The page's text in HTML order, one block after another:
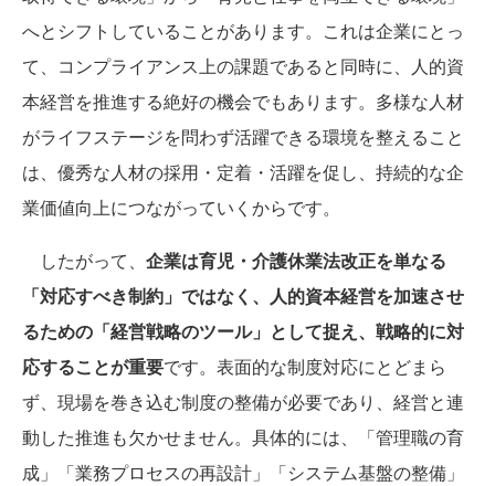
へとシフトしていることがあります。これは企業にとっ
て、コンプライアンス上の課題であると同時に、人的資
本経営を推進する絶好の機会でもあります。多様な人材
がライフステージを問わず活躍できる環境を整えること
は、優秀な人材の採用・定着・活躍を促し、持続的な企
業価値向上につながっていくからです。
したがって、 企業は育児・介護休業法改正を単なる
「対応すべき制約」ではなく、人的資本経営を加速させ
るための「経営戦略のツール」として捉え、戦略的に対
応することが重要です。表面的な制度対応にとどまら
ず、現場を巻き込む制度の整備が必要であり、経営と連
動した推進も欠かせません。具体的には、「管理職の育
成」「業務プロセスの再設計」「システム基盤の整備」